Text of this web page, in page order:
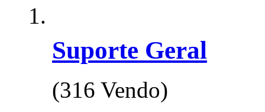
Suporte Geral
(316 Vendo)